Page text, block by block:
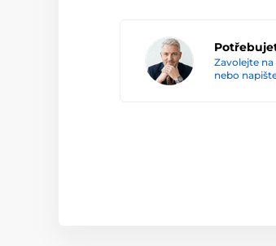
Zavolejte na
nebo